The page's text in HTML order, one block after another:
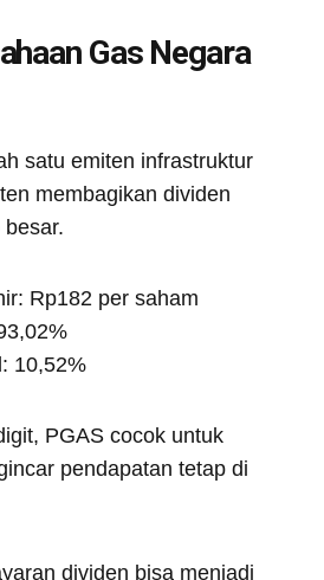
Gas Negara
satu emiten infrastruktur
membagikan dividen
Rp182 per saham
10,52%
PGAS cocok untuk
pendapatan tetap di
dividen bisa menjadi